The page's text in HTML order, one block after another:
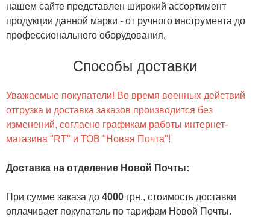
нашем сайте представлен широкий ассортимент
продукции данной марки - от ручного инструмента до
профессионального оборудования.
Способы доставки
Уважаемые покупатели! Во время военных действий
отгрузка и доставка заказов производится без
изменений, согласно графикам работы интернет-
магазина "RT" и ТОВ "Новая Почта"!
Доставка на отделение Новой Почты:
При сумме заказа до 4000 грн., стоимость доставки
оплачивает покупатель по тарифам Новой Почты.